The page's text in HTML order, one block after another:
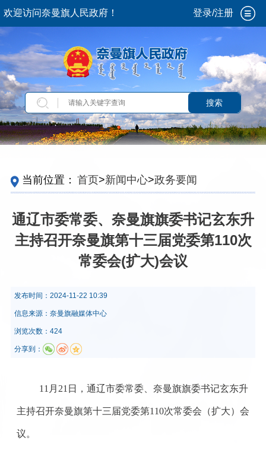
欢迎访问奈曼旗人民政府！ 登录/注册
搜索
当前位置： 首页>新闻中心>政务要闻
通辽市委常委、奈曼旗旗委书记玄东升
主持召开奈曼旗第十三届党委第110次
常委会(扩大)会议
发布时间： 2024-11-22 10:39
信息来源： 奈曼旗融媒体中心
浏览次数：424
分享到：
11月21日，通辽市委常委、奈曼旗旗委书记玄东升
主持召开奈曼旗第十三届党委第110次常委会（扩大）会
议。